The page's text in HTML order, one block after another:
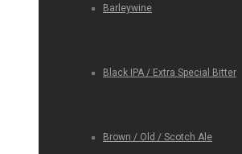
Barleywine
Black IPA / Extra Special Bitter
Brown / Old / Scotch Ale